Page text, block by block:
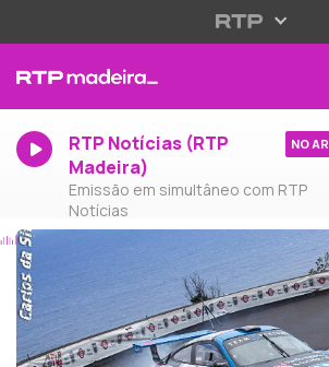
RTP Notícias (RTP
Madeira)
Emissão em simultâneo com RTP
Notícias
NO AR